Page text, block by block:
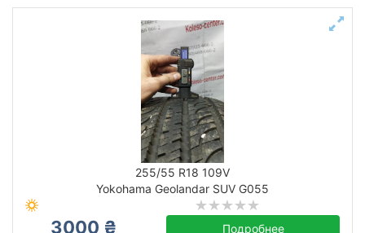
255/55 R18 109V
Yokohama Geolandar SUV G055
3000 ₴ Подробнее